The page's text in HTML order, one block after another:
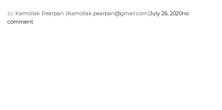
by Kamollak Pearpan (Kamollak.pearpan@gmail.com)July 26, 2020no
comment